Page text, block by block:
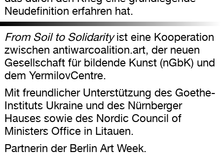
Neudefinition erfahren hat.
From Soil to Solidarityist eine Kooperation
zwischen antiwarcoalition.art, der neuen
Gesellschaft für bildende Kunst (nGbK) und
dem YermilovCentre.
Mit freundlicher Unterstützung des Goethe-
Instituts Ukraine und des Nürnberger
Hauses sowie des Nordic Council of
Ministers Office in Litauen.
Partnerin der Berlin Art Week.